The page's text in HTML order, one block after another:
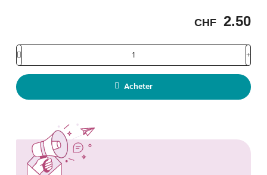
CHF 2.50
Acheter